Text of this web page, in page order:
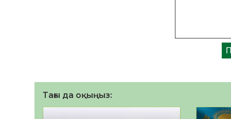
Тағы да оқыңыз: